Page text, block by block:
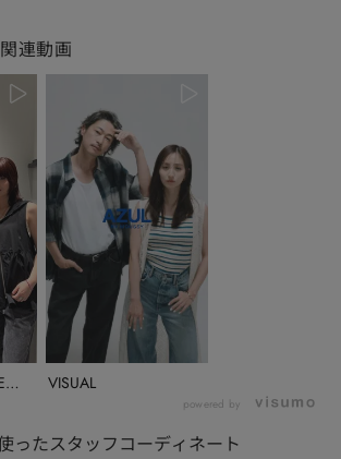
連動画
の
VISUAL
powered by
ったスタッフコーディネート